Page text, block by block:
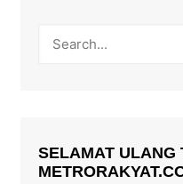
SELAMAT ULANG